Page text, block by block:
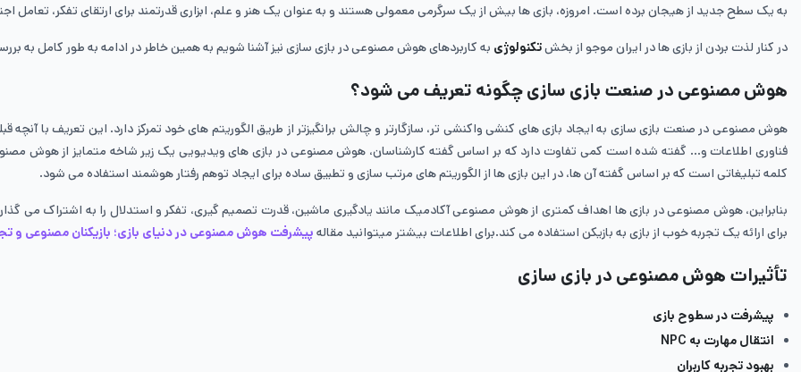
به یک سطح جدید از هیجان برده است. امروزه، بازی ‌ها بیش از یک سرگرمی معمولی هستند و به عنوان یک هنر و علم، ابزاری قدرتمند برای ارتقای تفکر، تعامل
در کنار لذت بردن از بازی ها در ایران موجو از بخشتکنولوژی به کاربردهای هوش مصنوعی در بازی سازی نیز آشنا شویم به همین خاطر در ادامه به طور کامل به
هوش مصنوعی در صنعت بازی سازی چگونه تعریف می شود‌؟
هوش مصنوعی در صنعت بازی سازی به ایجاد بازی‌ های کنشی واکنشی ‌تر، سازگارتر و چالش برانگیزتر از طریق الگوریتم‌ های خود تمرکز دارد. این تعریف با آنچه
فناوری اطلاعات و… گفته شده است کمی تفاوت دارد که بر اساس گفته کارشناسان، هوش مصنوعی در بازی ‌های ویدیویی یک زیر شاخه متمایز از هوش
کلمه تبلیغاتی است که بر اساس گفته‌ آن‌ ها، در این بازی‌ ها از الگوریتم‌ های مرتب ‌سازی و تطبیق ساده برای ایجاد توهم رفتار هوشمند استفاده می‌ شود.
بنابراین، هوش مصنوعی در بازی‌ ها اهداف کمتری از هوش مصنوعی آکادمیک مانند یادگیری ماشین، قدرت تصمیم‌ گیری، تفکر و استدلال را به اشتراک می‌
برای ارائه یک تجربه خوب از بازی به بازیکن استفاده می‌ کند.برای اطلاعات بیشتر میتوانید مقاله پیشرفت هوش مصنوعی در دنیای بازی‌؛ بازیکنان مصنوعی و
تأثیرات هوش مصنوعی در بازی سازی
پیشرفت در سطوح بازی
انتقال مهارت به NPC
بهبود تجربه‌ کاربران